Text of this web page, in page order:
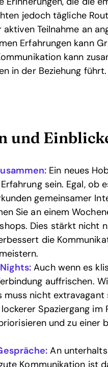
jedoch tägliche
Teilnahme an
Erfahrungen kann
kann
in der Beziehung führt.
und
Ein neues
sein. Egal, ob
gemeinsamer
Sie an einem
Dies stärkt nicht
die
Auch wenn es
auffrischen.
muss nicht
Spaziergang im
und zu einer
An
Kommunikation ist